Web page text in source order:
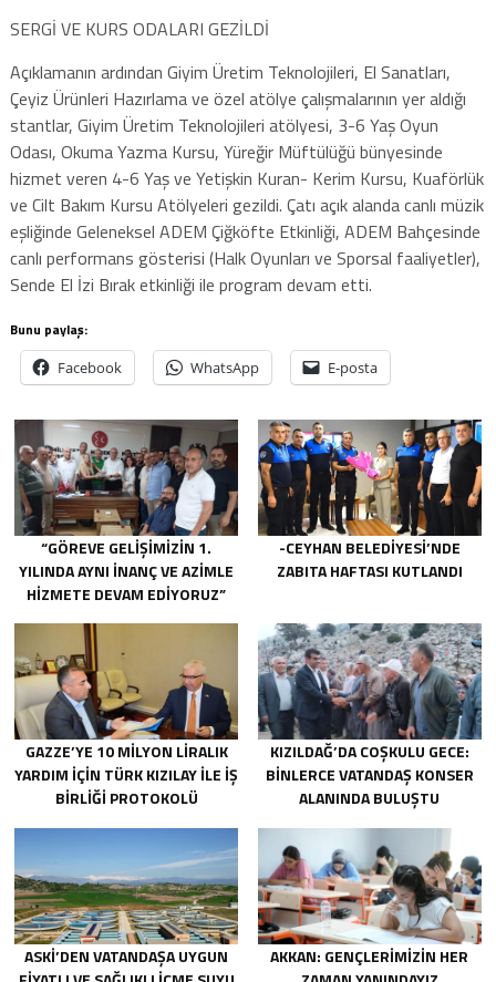
SERGİ VE KURS ODALARI GEZİLDİ
Açıklamanın ardından Giyim Üretim Teknolojileri, El Sanatları,
Çeyiz Ürünleri Hazırlama ve özel atölye çalışmalarının yer aldığı
stantlar, Giyim Üretim Teknolojileri atölyesi, 3-6 Yaş Oyun
Odası, Okuma Yazma Kursu, Yüreğir Müftülüğü bünyesinde
hizmet veren 4-6 Yaş ve Yetişkin Kuran- Kerim Kursu, Kuaförlük
ve Cilt Bakım Kursu Atölyeleri gezildi. Çatı açık alanda canlı müzik
eşliğinde Geleneksel ADEM Çiğköfte Etkinliği, ADEM Bahçesinde
canlı performans gösterisi (Halk Oyunları ve Sporsal faaliyetler),
Sende El İzi Bırak etkinliği ile program devam etti.
Bunu paylaş:
Facebook WhatsApp E-posta
“GÖREVE GELIŞIMIZIN 1.
YILINDA AYNI INANÇ VE AZIMLE
HIZMETE DEVAM EDIYORUZ”
-CEYHAN BELEDIYESI’NDE
ZABITA HAFTASI KUTLANDI
GAZZE’YE 10 MILYON LIRALIK
YARDIM IÇIN TÜRK KIZILAY ILE IŞ
BIRLIĞI PROTOKOLÜ
KIZILDAĞ’DA COŞKULU GECE:
BINLERCE VATANDAŞ KONSER
ALANINDA BULUŞTU
ASKİ’DEN VATANDAŞA UYGUN
AKKAN: GENÇLERIMIZIN HER